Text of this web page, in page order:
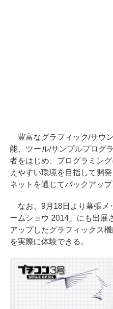
豊富なグラフィック/サウ
能、ツール/サンプルプログ
者をはじめ、プログラミン
えやすい環境を目指して開
ネットを通じてバックアップ
なお、9月18日より幕張メ
ームショウ 2014」にも出展
アップしたグラフィックス
を実際に体験できる。